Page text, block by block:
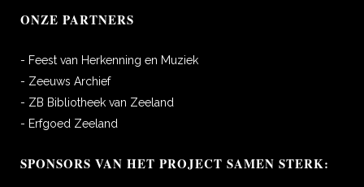
ONZE PARTNERS
- Feest van Herkenning en Muziek
- Zeeuws Archief
- ZB Bibliotheek van Zeeland
- Erfgoed Zeeland
SPONSORS VAN HET PROJECT SAMEN STERK: